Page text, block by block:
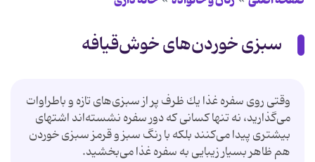
سبزی خوردن‌های خوش‌قیافه
وقتی روی سفره غذا یك ظرف پر از سبزی‌های تازه و باطراوات
می‌گذارید، نه تنها كسانی كه دور سفره نشسته‌اند اشتهای
بیشتری پیدا می‌كنند بلكه با رنگ سبز و قرمز سبزی خوردن
هم ظاهر بسیار زیبایی به سفره غذا می‌بخشید.